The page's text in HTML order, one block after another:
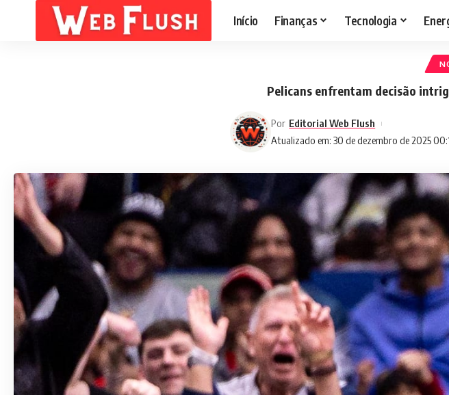
Início Finanças Tecnologia
Pelicans enfrentam decisão
Atualizado em: 30 de dezembro de 2025
Por Editorial Web Flush